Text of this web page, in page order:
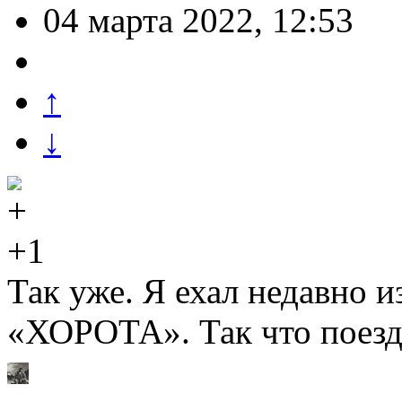
04 марта 2022, 12:53
↑
↓
+1
Так уже. Я ехал недавно
«ХОРОТА». Так что